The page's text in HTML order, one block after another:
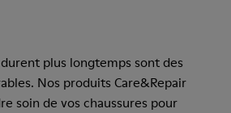
plus longtemps sont des
Nos produits Care&Repair
soin de vos chaussures pour